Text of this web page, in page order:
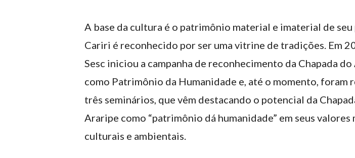
A base da cultura é o patrimônio material e imaterial de seu
Cariri é reconhecido por ser uma vitrine de tradições. Em
Sesc iniciou a campanha de reconhecimento da Chapada
como Patrimônio da Humanidade e, até o momento, foram
três seminários, que vêm destacando o potencial da
Araripe como “patrimônio dá humanidade” em seus valores
culturais e ambientais.